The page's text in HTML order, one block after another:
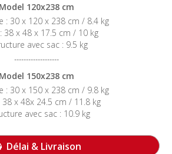
Model 120x238 cm
: 30 x 120 x 238 cm / 8.4 kg
38 x 48 x 17.5 cm / 10 kg
avec sac : 9.5 kg
-------------------
Model 150x238 cm
: 30 x 150 x 238 cm / 9.8 kg
38 x 48x 24.5 cm / 11.8 kg
avec sac : 10.9 kg
Délai & Livraison